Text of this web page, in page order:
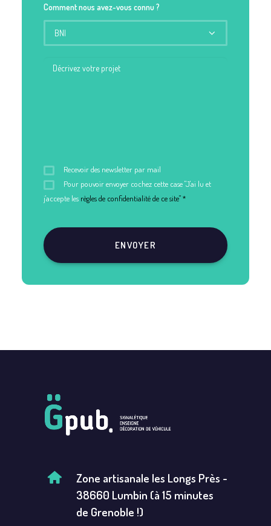
Comment nous avez-vous connu ?
Recevoir des newsletter par mail
Pour pouvoir envoyer cochez cette case "J'ai lu et
j'accepte les règles de confidentialité de ce site" *
Zone artisanale les Longs Près -
38660 Lumbin (à 15 minutes
de Grenoble !)